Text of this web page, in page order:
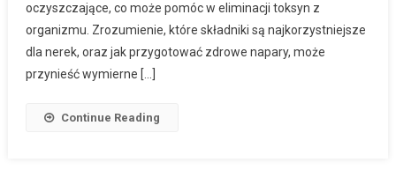
oczyszczające, co może pomóc w eliminacji toksyn z
organizmu. Zrozumienie, które składniki są najkorzystniejsze
dla nerek, oraz jak przygotować zdrowe napary, może
przynieść wymierne […]
Continue Reading